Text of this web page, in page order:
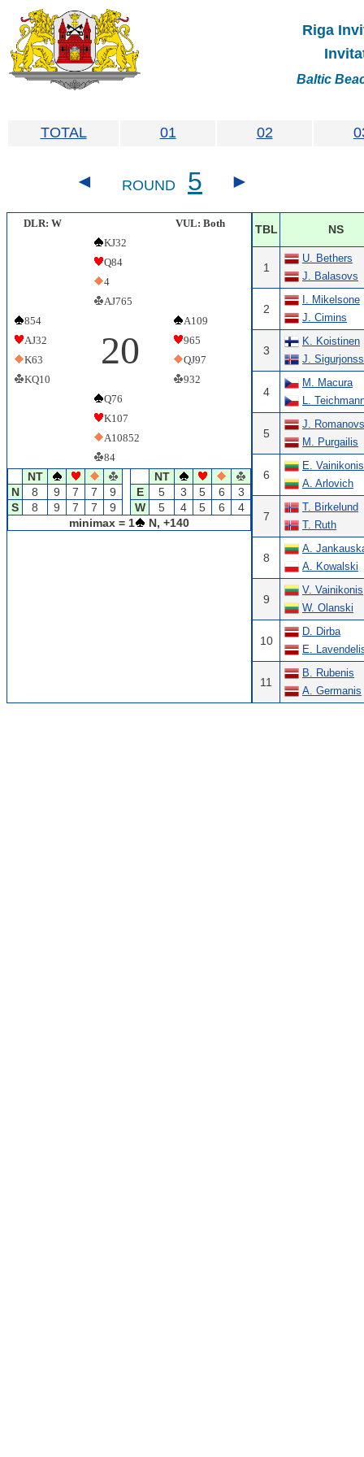
Riga
Baltic
TOTAL 01 02
◄ ROUND 5 ►
DLR: W
VUL: Both
KJ32
Q84
4
AJ765
854
20
A109
AJ32
965
K63
QJ97
KQ10
932
Q76
K107
A10852
84
NT
NT
N
8 9 7 7 9 E 5 3 5 6
3
S
8 9 7 7 9 W 5 4 5 6
4
minimax = 1
N, +140
TBL NS
1
U. Bethers
J. Balasovs
2
I. Mikelsone
J. Cimins
3
K. Koistinen
J.
4
M. Macura
L.
5
J.
M. Purgailis
6
E. Vainikonis
A. Arlovich
7
T. Birkelund
T. Ruth
8
A.
A. Kowalski
9
V. Vainikonis
W. Olanski
10
D. Dirba
E.
11
B. Rubenis
A. Germanis